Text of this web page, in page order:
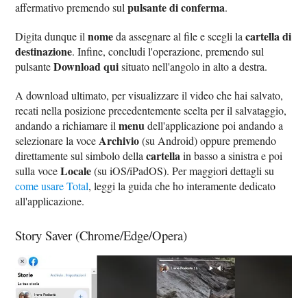
affermativo premendo sulpulsante di conferma.
Digita dunque ilnomeda assegnare al file e scegli lacartella di
destinazione. Infine, concludi l'operazione, premendo sul
pulsanteDownload quisituato nell'angolo in alto a destra.
A download ultimato, per visualizzare il video che hai salvato,
recati nella posizione precedentemente scelta per il salvataggio,
andando a richiamare ilmenudell'applicazione poi andando a
selezionare la voce Archivio(su Android) oppure premendo
direttamente sul simbolo dellacartellain basso a sinistra e poi
sulla voceLocale(su iOS/iPadOS). Per maggiori dettagli su
come usare Total, leggi la guida che ho interamente dedicato
all'applicazione.
Story Saver (Chrome/Edge/Opera)